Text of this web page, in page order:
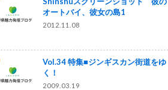
オートバイ、彼女の島1
2012.11.08
Vol.34 特集■ジンギスカン街道をゆ
く！
2009.03.19